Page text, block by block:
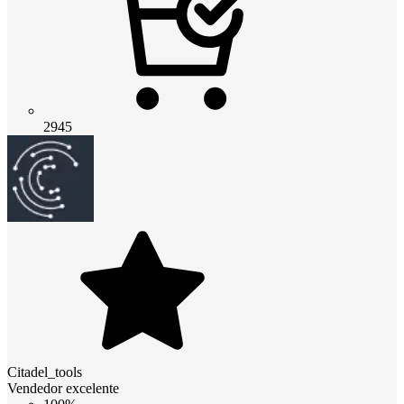
2945
Citadel_tools
Vendedor excelente